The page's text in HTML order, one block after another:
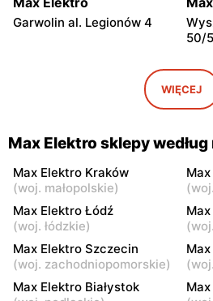
Garwolin al. Legionów 4
50/
Max Elektro
Sochocin, ul. Guzikarzy 10
1
Łowicz, ul. Kurkowa 8
A
Max Elektro
Jedlińsk, ul. Warecka 3
WIĘCEJ
Max Elektro sklepy
Max Elektro Kraków
(woj. małopolskie)
(
Max Elektro Łódź
(woj. łódzkie)
(
Max Elektro Szczecin
(woj. zachodniopomorskie)
(
Max Elektro Białystok